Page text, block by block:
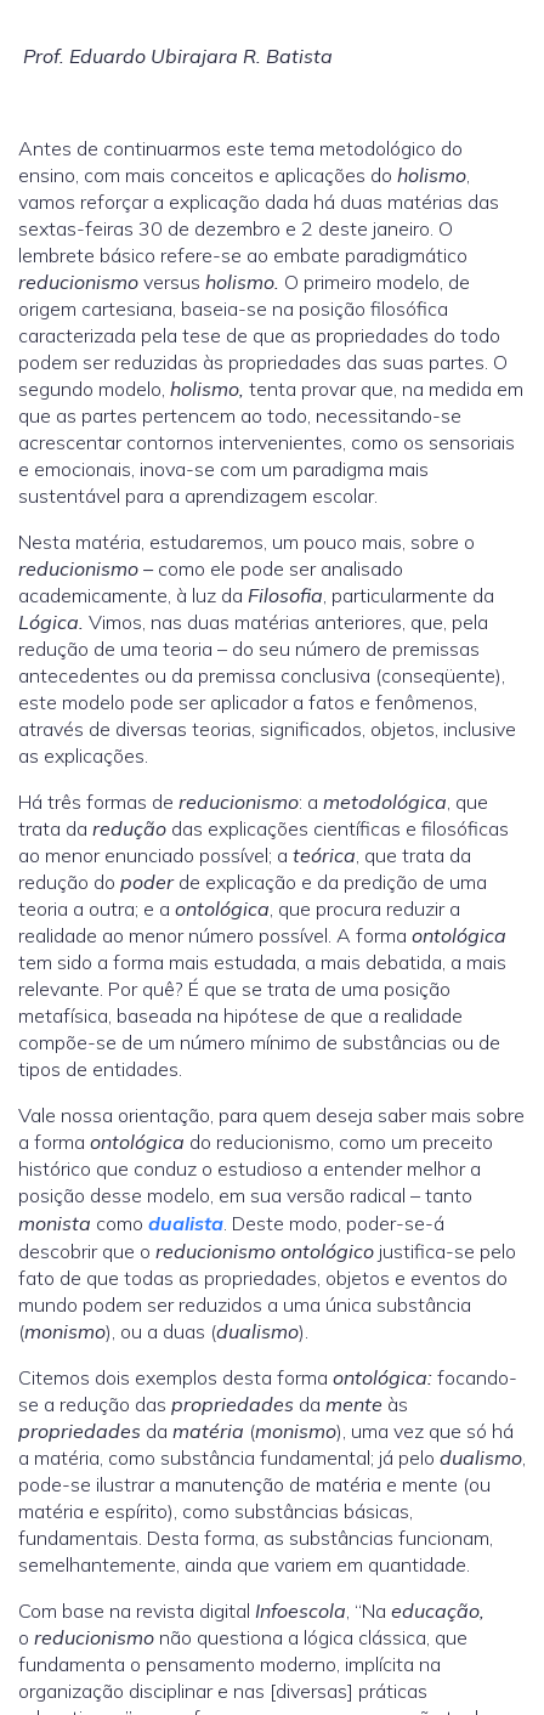
Prof. Eduardo Ubirajara R. Batista
Antes de continuarmos este tema metodológico do
ensino, com mais conceitos e aplicações do holismo,
vamos reforçar a explicação dada há duas matérias das
sextas-feiras 30 de dezembro e 2 deste janeiro. O
lembrete básico refere-se ao embate paradigmático
reducionismo versus holismo. O primeiro modelo, de
origem cartesiana, baseia-se na posição filosófica
caracterizada pela tese de que as propriedades do todo
podem ser reduzidas às propriedades das suas partes. O
segundo modelo, holismo, tenta provar que, na medida em
que as partes pertencem ao todo, necessitando-se
acrescentar contornos intervenientes, como os sensoriais
e emocionais, inova-se com um paradigma mais
sustentável para a aprendizagem escolar.
Nesta matéria, estudaremos, um pouco mais, sobre o
reducionismo –como ele pode ser analisado
academicamente, à luz da Filosofia, particularmente da ­
Lógica. Vimos, nas duas matérias anteriores, que, pela
redução de uma teoria – do seu número de premissas
antecedentes ou da premissa conclusiva (conseqüente),
este modelo pode ser aplicador a fatos e fenômenos,
através de diversas teorias, significados, objetos, inclusive
as explicações.
Há três formas de reducionismo: a metodológica, que
trata da redução das explicações científicas e filosóficas
ao menor enunciado possível; a teórica, que trata da
redução do poderde explicação e da predição de uma
teoria a outra; e a ontológica, que procura reduzir a
realidade ao menor número possível. A forma ontológica
tem sido a forma mais estudada, a mais debatida, a mais
relevante. Por quê? É que se trata de uma posição
metafísica, baseada na hipótese de que a realidade
compõe-se de um número mínimo de substâncias ou de
tipos de entidades.
Vale nossa orientação, para quem deseja saber mais sobre
a forma ontológica do reducionismo, como um preceito
histórico que conduz o estudioso a entender melhor a
posição desse modelo, em sua versão radical – tanto
monista como dualista. Deste modo, poder-se-á
descobrir que o reducionismo ontológico justifica-se pelo
fato de que todas as propriedades, objetos e eventos do
mundo podem ser reduzidos a uma única substância
(monismo), ou a duas (dualismo).
Citemos dois exemplos desta forma ontológica: focando-
se a redução das propriedades da mente às
propriedades da matéria (monismo), uma vez que só há
a matéria, como substância fundamental; já pelo dualismo,
pode-se ilustrar a manutenção de matéria e mente (ou
matéria e espírito), como substâncias básicas,
fundamentais. Desta forma, as substâncias funcionam,
semelhantemente, ainda que variem em quantidade.
Com base na revista digital Infoescola, “Na educação,
o reducionismo não questiona a lógica clássica, que
fundamenta o pensamento moderno, implícita na
organização disciplinar e nas [diversas] práticas